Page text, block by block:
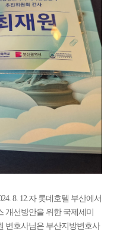
8. 12.자 롯데호텔 부산에서
개선방안을 위한 국제세미
변호사님은 부산지방변호사